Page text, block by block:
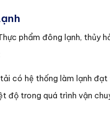
phẩm đông lạnh, thủy
có hệ thống làm lạnh đạt
độ trong quá trình vận